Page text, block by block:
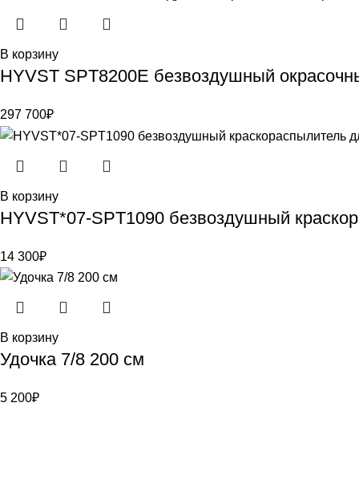
В корзину
HYVST SPT8200E безвоздушный
297 700₽
В корзину
HYVST*07-SPT1090 безвоздушный
14 300₽
В корзину
Удочка 7/8 200 см
5 200₽